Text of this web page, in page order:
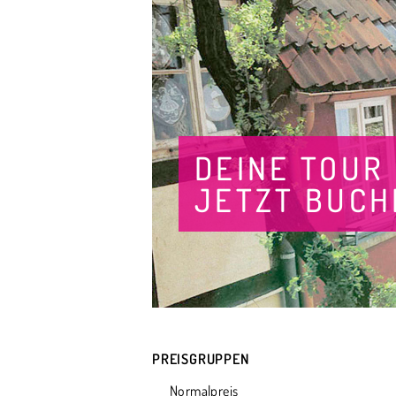
DEINE TOUR
JETZT
PREISGRUPPEN
Normalpreis